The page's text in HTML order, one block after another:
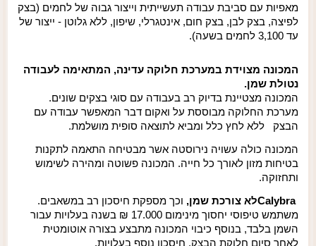
מאפיות עם סביבת עבודה תעשייתית וייצור גבוה של לחמים (בצק
לפיצה, בצק לבן, בצק חום, אינטגרלי, שיפון, ללא גלוטן - ייצור של
עד 3,100 לחמים בשעה).
המכונה מצוידת במערכת חלוקה עדינה, המתאימה לעבודה
נטולת שמן.
המכונה מצטיינת בדיוק רב בעבודה עם סוגי בצקים שונים.
מערכת החלוקה מבוססת על ואקום דבר המאפשר עבודה עם
הבצק
ללא לחץ כלל ומביא לתוצאה סופית מושלמת.
המכונה כולה עשויה נירוסטה אשר מבטיחה התאמה לתקנות
בטיחות מזון לאורך כל חייה. המכונה פשוטה ומהירה לשימוש
ותחזוקה.
Calybraלא צורכת שמן, וכך מספקת חיסכון רב במשאבים.
משתמש טיפוסי יחסוך מינימום 17.000 ₪ בשנה בעלויות עבור
השמן בלבד, בנוסף כיבוי המכונה מתבצע בצורה אוטומטית
לאחר סיום חלוקת הבצק, חיסכון נוסף בעלויות.